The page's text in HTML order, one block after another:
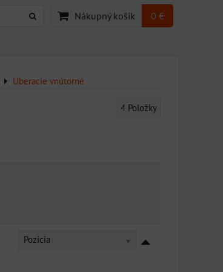
Nákupný košík 0 €
Uberacie vnútorné
4 Položky
Pozícia